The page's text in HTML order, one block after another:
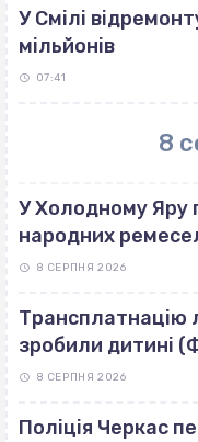
У Смілі
мільйонів
07:41
8
У Холодному Яру
народних
8 СЕРПНЯ 2026
Трансплатнацію
зробили дитині
8 СЕРПНЯ 2026
Поліція Черкас